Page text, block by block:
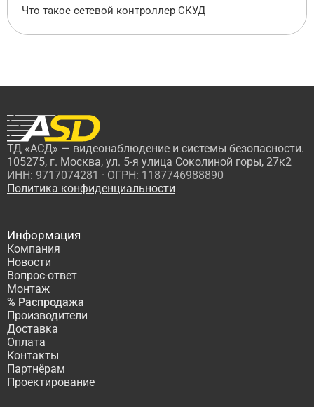
Что такое сетевой контроллер СКУД
ТД «АСД» — видеонаблюдение и системы безопасности.
105275, г. Москва, ул. 5-я улица Соколиной горы, 27к2
ИНН: 9717074281 · ОГРН: 1187746988890
Политика конфиденциальности
Информация
Компания
Новости
Вопрос-ответ
Монтаж
% Распродажа
Производители
Доставка
Оплата
Контакты
Партнёрам
Проектирование